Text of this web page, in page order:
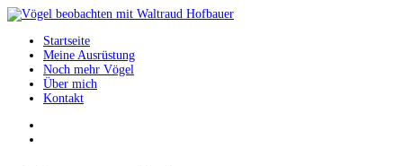
Springe
Inhalt
Vögel beobachten mit Waltraud Hofbauer
Startseite
Meine Ausrüstung
Noch mehr Vögel
Über mich
Kontakt